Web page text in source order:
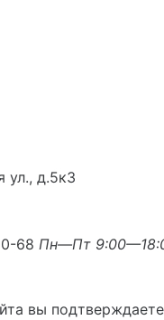
ул., д.5к3
68 Пн—Пт
вы подтверждаете